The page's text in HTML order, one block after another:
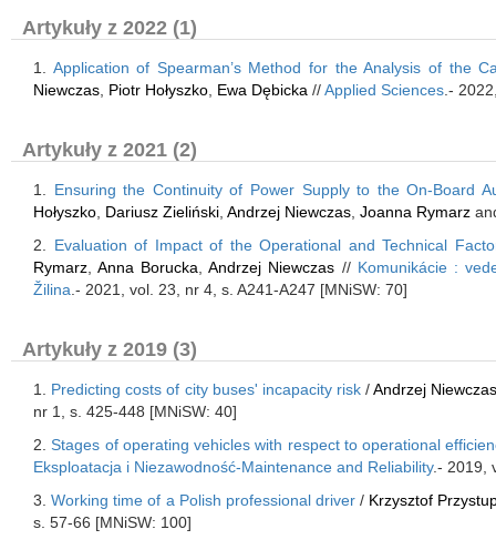
Artykuły z 2022 (1)
1. Application of Spearman’s Method for the Analysis of the
Niewczas Piotr Hołyszko Ewa Dębicka //Applied Sciences .-
Artykuły z 2021 (2)
1. Ensuring the Continuity of Power Supply to the On-Board
Hołyszko Dariusz Zieliński Andrzej Niewczas Joanna Rymarz
2. Evaluation of Impact of the Operational and Technical
Rymarz ,Anna Borucka ,Andrzej Niewczas // Komunikácie :
Žilina .- 2021, vol. 23, nr 4, s. A241-A247 [MNiSW: 70]
Artykuły z 2019 (3)
1. Predicting costs of city buses' incapacity risk/Andrzej
nr 1, s. 425-448 [MNiSW: 40]
2.Stages of operating vehicles with respect to operational
Eksploatacja i Niezawodność-Maintenance and Reliability.- 2019,
3.Working time of a Polish professional driver/ Krzysztof
s. 57-66 [MNiSW: 100]